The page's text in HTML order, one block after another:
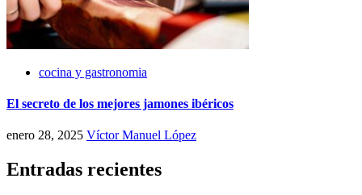
cocina y gastronomia
El secreto de los mejores jamones ibéricos
enero 28, 2025 Víctor Manuel López
Entradas recientes